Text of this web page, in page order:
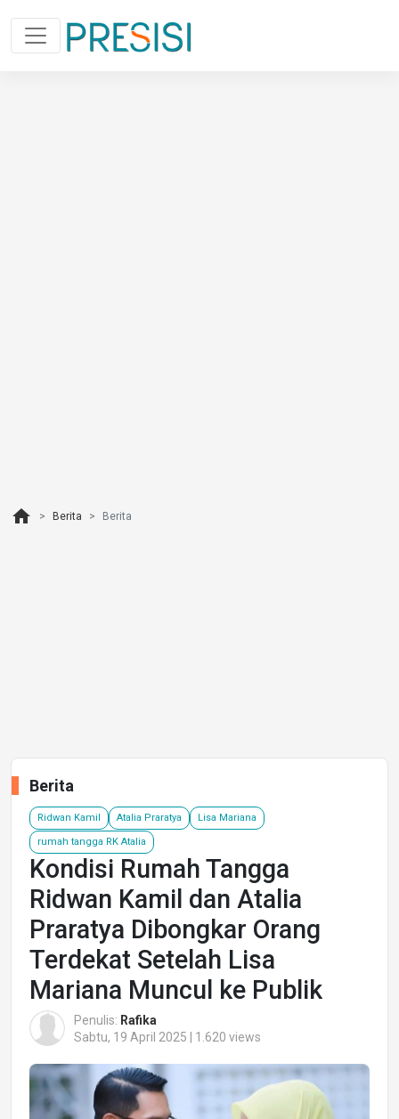
home Berita Berita
Berita
Ridwan Kamil Atalia Praratya Lisa Mariana
rumah tangga RK Atalia
Kondisi Rumah Tangga
Ridwan Kamil dan Atalia
Praratya Dibongkar Orang
Terdekat Setelah Lisa
Mariana Muncul ke Publik
Penulis: Rafika
Sabtu, 19 April 2025 | 1.620 views